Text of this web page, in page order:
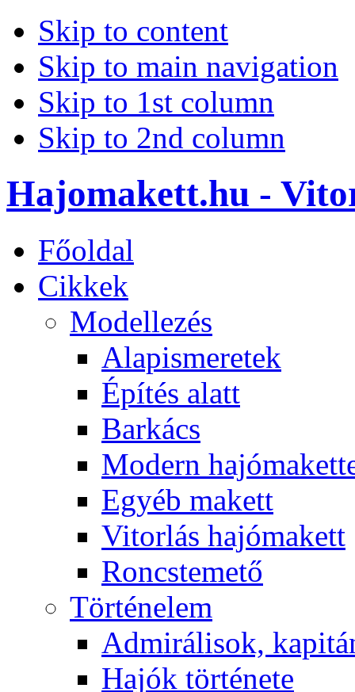
Skip to content
Skip to main navigation
Skip to 1st column
Skip to 2nd column
Hajomakett.hu -
Főoldal
Cikkek
Modellezés
Alapismeretek
Építés alatt
Barkács
Modern
Egyéb makett
Vitorlás hajómakett
Roncstemető
Történelem
Admirálisok,
Hajók története